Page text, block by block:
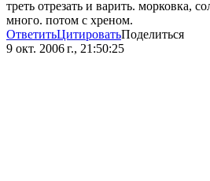
треть отрезать и варить. морковка,
много. потом с хреном.
ОтветитьЦитироватьПоделиться
9 окт. 2006 г., 21:50:25